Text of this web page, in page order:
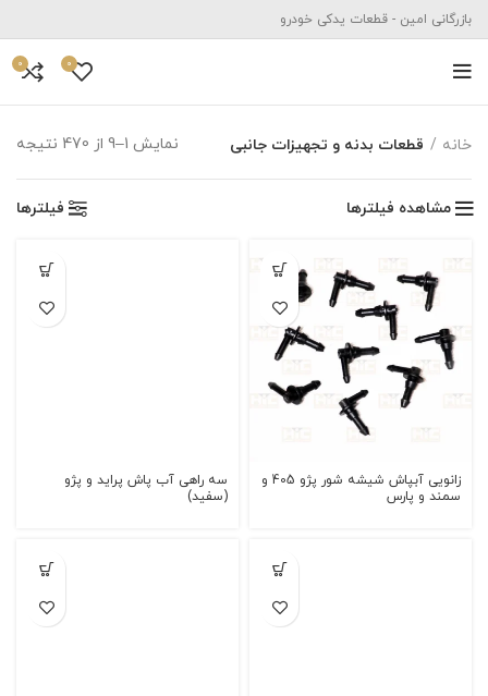
بازرگانی امین - قطعات یدکی خودرو
0
0
خانه قطعات بدنه و تجهیزات جانبی نمایش 1–9 از 470 نتیجه
مشاهده فیلترها فیلترها
زانویی آبپاش شیشه شور پژو 405 و
سمند و پارس
سه راهی آب پاش پراید و پژو
(سفید)